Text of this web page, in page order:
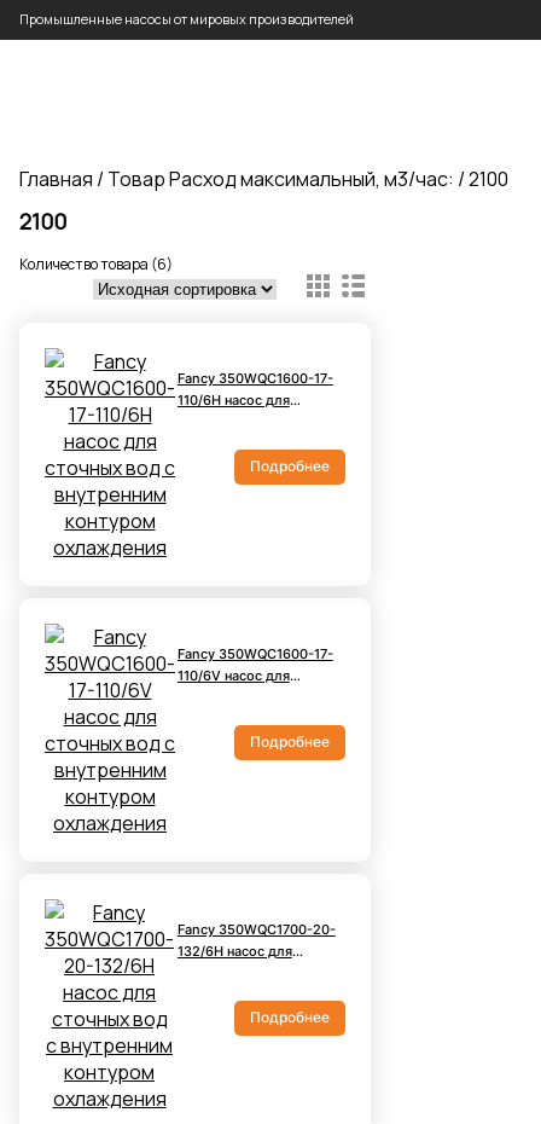
Промышленные насосы от мировых производителей
Главная / Товар Расход максимальный, м3/час: / 2100
2100
Количество товара (6)
Fancy 350WQC1600-17-
110/6H насос для
охлажденияПодробнее
Fancy 350WQC1600-17-
110/6V насос для
охлажденияПодробнее
Fancy 350WQC1700-20-
132/6H насос для
охлажденияПодробнее